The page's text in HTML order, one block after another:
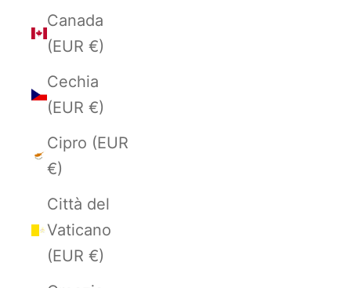
Canada
(EUR €)
Cechia
(EUR €)
Cipro (EUR
€)
Città del
Vaticano
(EUR €)